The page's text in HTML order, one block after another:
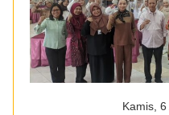
Kamis,